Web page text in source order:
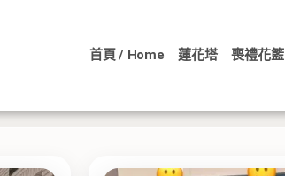
首頁 / Home 蓮花塔 喪禮花籃